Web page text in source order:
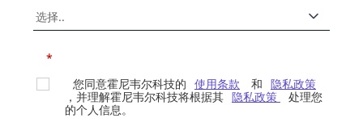
*
您同意霍尼韦尔科技的 使用条款 和 隐私政策
，并理解霍尼韦尔科技将根据其 隐私政策
处理您
的个人信息。